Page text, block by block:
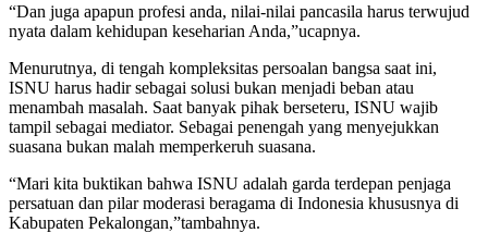
“Dan juga apapun profesi anda, nilai-nilai pancasila harus terwujud
nyata dalam kehidupan keseharian Anda,”ucapnya.
Menurutnya, di tengah kompleksitas persoalan bangsa saat ini,
ISNU harus hadir sebagai solusi bukan menjadi beban atau
menambah masalah. Saat banyak pihak berseteru, ISNU wajib
tampil sebagai mediator. Sebagai penengah yang menyejukkan
suasana bukan malah memperkeruh suasana.
“Mari kita buktikan bahwa ISNU adalah garda terdepan penjaga
persatuan dan pilar moderasi beragama di Indonesia khususnya di
Kabupaten Pekalongan,”tambahnya.